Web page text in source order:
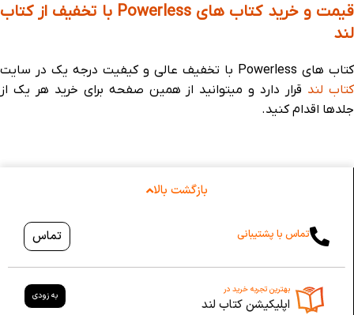
قیمت و خرید کتاب های Powerless با تخفیف از کتاب
لند
کتاب های Powerless با تخفیف عالی و کیفیت درجه یک در سایت
کتاب لند قرار دارد و میتوانید از همین صفحه برای خرید هر یک از
جلدها اقدام کنید.
بازگشت بالا
تماس با پشتیبانی تماس
بهترین تجربه خرید در
اپلیکیشن کتاب لند
به زودی